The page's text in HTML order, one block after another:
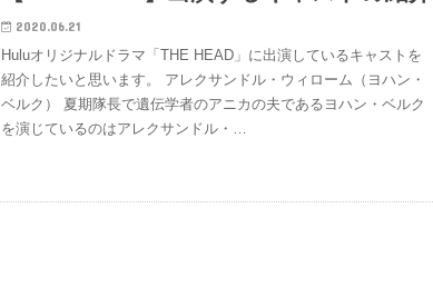
2020.06.21
Huluオリジナルドラマ「THE HEAD」に出演しているキャストを
紹介したいと思います。 アレクサンドル・ウィローム（ヨハン・
ベルク） 夏期隊長で遺伝学者のアニカの夫であるヨハン・ベルク
を演じているのはアレクサンドル・…